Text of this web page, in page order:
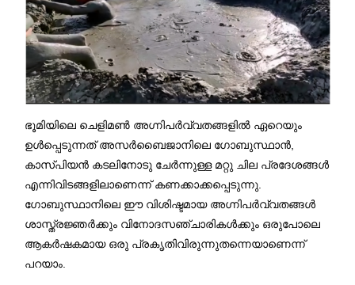
ഭൂമിയിലെ ചെളിമൺ അഗ്നിപർവ്വതങ്ങളിൽ ഏറെയും
ഉൾപ്പെടുന്നത് അസർബൈജാനിലെ ഗോബുസ്ഥാൻ,
കാസ്പിയൻ കടലിനോടു ചേർന്നുള്ള മറ്റു ചില പ്രദേശങ്ങൾ
എന്നിവിടങ്ങളിലാണെന്ന് കണക്കാക്കപ്പെടുന്നു.
ഗോബുസ്ഥാനിലെ ഈ വിശിഷ്ടമായ അഗ്നിപർവ്വതങ്ങൾ
ശാസ്ത്രജ്ഞർക്കും വിനോദസഞ്ചാരികൾക്കും ഒരുപോലെ
ആകർഷകമായ ഒരു പ്രകൃതിവിരുന്നുതന്നെയാണെന്ന്
പറയാം.